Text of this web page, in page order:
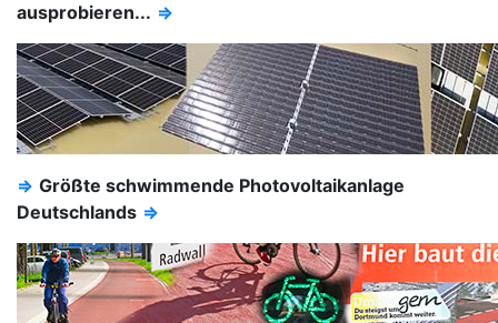
ausprobieren... ⇒
⇒ Größte schwimmende Photovoltaikanlage
Deutschlands ⇒